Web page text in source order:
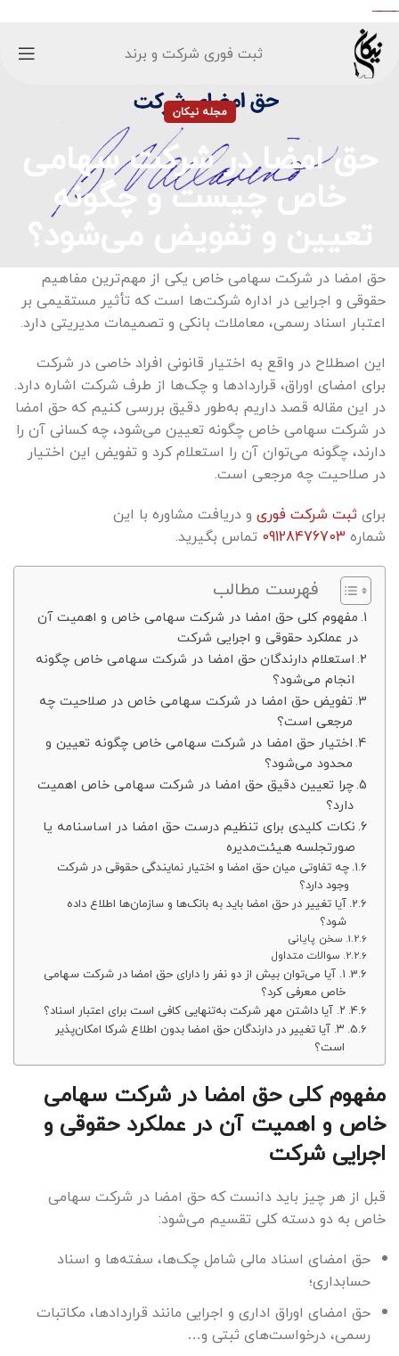
ثبت فوری شرکت و برند
مجله نیکان
حق امضا در شرکت سهامی
خاص چیست و چگونه
تعیین و تفویض می‌شود؟
حق امضا در شرکت سهامی خاص یکی از مهم‌ترین مفاهیم
حقوقی و اجرایی در اداره شرکت‌ها است که تأثیر مستقیمی بر
اعتبار اسناد رسمی، معاملات بانکی و تصمیمات مدیریتی دارد.
این اصطلاح در واقع به اختیار قانونی افراد خاصی در شرکت
برای امضای اوراق، قراردادها و چک‌ها از طرف شرکت اشاره دارد.
در این مقاله قصد داریم به‌طور دقیق بررسی کنیم که حق امضا
در شرکت سهامی خاص چگونه تعیین می‌شود، چه کسانی آن را
دارند، چگونه می‌توان آن را استعلام کرد و تفویض این اختیار
در صلاحیت چه مرجعی است.
برایثبت شرکت فوری و دریافت مشاوره با این
شماره 09128476703 تماس بگیرید.
فهرست مطالب
مفهوم کلی حق امضا در شرکت سهامی خاص و اهمیت آن
در عملکرد حقوقی و اجرایی شرکت
استعلام دارندگان حق امضا در شرکت سهامی خاص چگونه
انجام می‌شود؟
تفویض حق امضا در شرکت سهامی خاص در صلاحیت چه
مرجعی است؟
اختیار حق امضا در شرکت سهامی خاص چگونه تعیین و
محدود می‌شود؟
چرا تعیین دقیق حق امضا در شرکت سهامی خاص اهمیت
دارد؟
نکات کلیدی برای تنظیم درست حق امضا در اساسنامه یا
صورتجلسه هیئت‌مدیره
چه تفاوتی میان حق امضا و اختیار نمایندگی حقوقی در شرکت
وجود دارد؟
آیا تغییر در حق امضا باید به بانک‌ها و سازمان‌ها اطلاع داده
شود؟
سخن پایانی
سوالات متداول
۱. آیا می‌توان بیش از دو نفر را دارای حق امضا در شرکت سهامی
خاص معرفی کرد؟
۲. آیا داشتن مهر شرکت به‌تنهایی کافی است برای اعتبار اسناد؟
۳. آیا تغییر در دارندگان حق امضا بدون اطلاع شرکا امکان‌پذیر
است؟
مفهوم کلی حق امضا در شرکت سهامی
خاص و اهمیت آن در عملکرد حقوقی و
اجرایی شرکت
قبل از هر چیز باید دانست که حق امضا در شرکت سهامی
خاص به دو دسته کلی تقسیم می‌شود:
حق امضای اسناد مالی شامل چک‌ها، سفته‌ها و اسناد
حسابداری؛
حق امضای اوراق اداری و اجرایی مانند قراردادها، مکاتبات
رسمی، درخواست‌های ثبتی و…